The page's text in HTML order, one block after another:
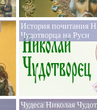
История почитания
Чудотворца на Руси
Чудеса Николая